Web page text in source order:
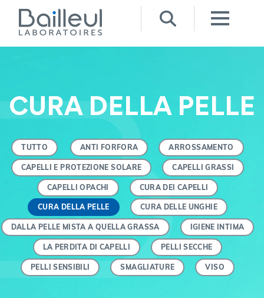
CURA DELLA PELLE
TUTTO ANTI FORFORA ARROSSAMENTO
CAPELLI E PROTEZIONE SOLARE CAPELLI GRASSI
CAPELLI OPACHI CURA DEI CAPELLI
CURA DELLA PELLE CURA DELLE UNGHIE
DALLA PELLE MISTA A QUELLA GRASSA IGIENE INTIMA
LA PERDITA DI CAPELLI PELLI SECCHE
PELLI SENSIBILI SMAGLIATURE VISO